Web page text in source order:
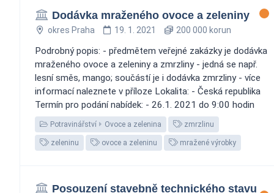
Dodávka mraženého ovoce a zeleniny
okres Praha 19. 1. 2021 200 000 korun
Podrobný popis: - předmětem veřejné zakázky je dodávka
mraženého ovoce a zeleniny a zmrzliny - jedná se např.
lesní směs, mango; součástí je i dodávka zmrzliny - více
informací naleznete v příloze Lokalita: - Česká republika
Termín pro podání nabídek: - 26.1. 2021 do 9:00 hodin
Potravinářství Ovoce a zelenina zmrzlinu
zeleninu ovoce a zeleninu mražené výrobky
Posouzení stavebně technického stavu